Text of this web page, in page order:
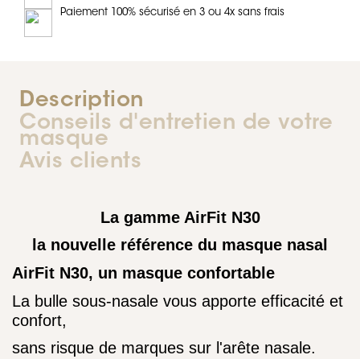
Paiement 100% sécurisé en 3 ou 4x sans frais
Description
Conseils d'entretien de votre
masque
Avis clients
La gamme AirFit N30
la nouvelle référence du masque nasal
AirFit N30, un masque confortable
La bulle sous-nasale vous apporte efficacité et
confort,
sans risque de marques sur l'arête nasale.